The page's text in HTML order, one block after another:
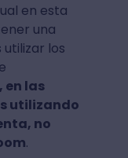
en esta
una
utilizar los
en las
utilizando
no
.